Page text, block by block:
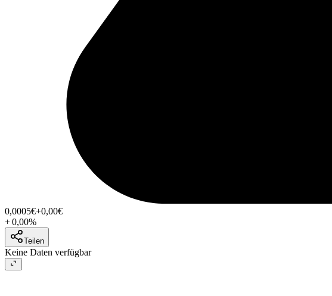
0,0005€+0,00€
+0,00%
Teilen
Keine Daten verfügbar